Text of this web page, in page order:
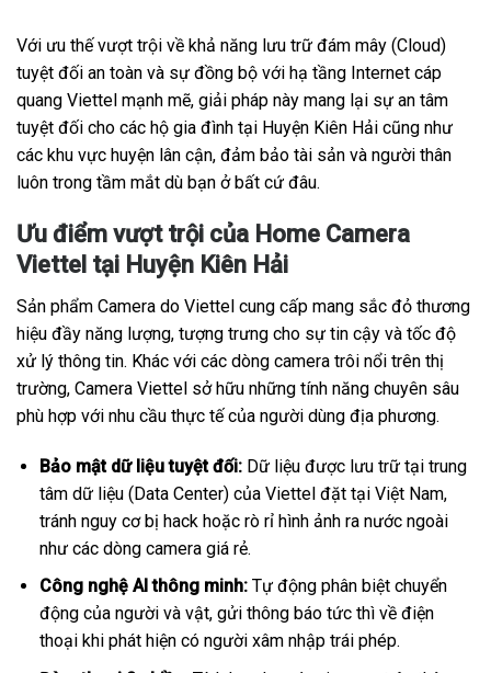
Với ưu thế vượt trội về khả năng lưu trữ đám mây (Cloud)
tuyệt đối an toàn và sự đồng bộ với hạ tầng Internet cáp
quang Viettel mạnh mẽ, giải pháp này mang lại sự an tâm
tuyệt đối cho các hộ gia đình tại Huyện Kiên Hải cũng như
các khu vực huyện lân cận, đảm bảo tài sản và người thân
luôn trong tầm mắt dù bạn ở bất cứ đâu.
Ưu điểm vượt trội của Home Camera
Viettel tại Huyện Kiên Hải
Sản phẩm Camera do Viettel cung cấp mang sắc đỏ thương
hiệu đầy năng lượng, tượng trưng cho sự tin cậy và tốc độ
xử lý thông tin. Khác với các dòng camera trôi nổi trên thị
trường, Camera Viettel sở hữu những tính năng chuyên sâu
phù hợp với nhu cầu thực tế của người dùng địa phương.
Bảo mật dữ liệu tuyệt đối:Dữ liệu được lưu trữ tại trung
tâm dữ liệu (Data Center) của Viettel đặt tại Việt Nam,
tránh nguy cơ bị hack hoặc rò rỉ hình ảnh ra nước ngoài
như các dòng camera giá rẻ.
Công nghệ AI thông minh:Tự động phân biệt chuyển
động của người và vật, gửi thông báo tức thì về điện
thoại khi phát hiện có người xâm nhập trái phép.